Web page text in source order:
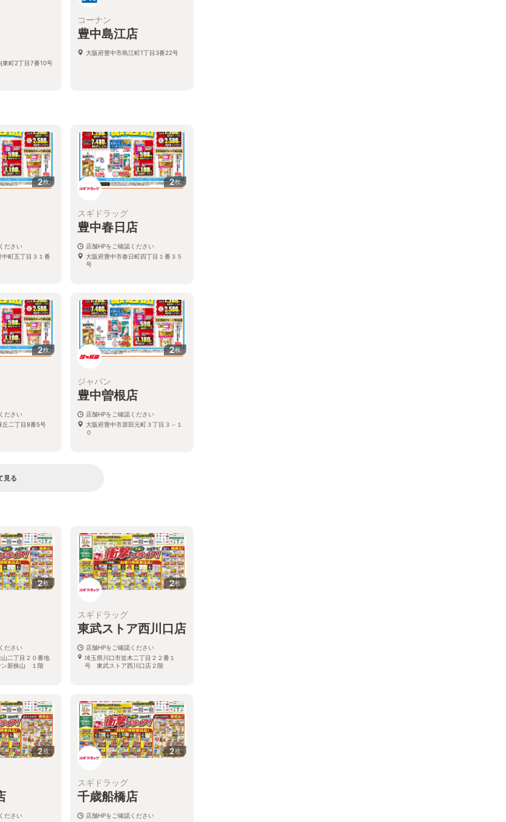
東町2丁目7番10号
コーナン
豊中島江店
大阪府豊中市島江町1丁目3番22号
2枚
ださい
町五丁目３１番
2枚
スギドラッグ
豊中春日店
店舗HPをご確認ください
大阪府豊中市春日町四丁目１番３５
号
2枚
ださい
丘二丁目8番5号
2枚
ジャパン
豊中曽根店
店舗HPをご確認ください
大阪府豊中市原田元町３丁目３－１
０
見る
2枚
ださい
二丁目２０番地
ン新狭山 １階
2枚
スギドラッグ
東武ストア西川口店
店舗HPをご確認ください
埼玉県川口市並木二丁目２２番１
号 東武ストア西川口店２階
2枚
ださい
2枚
スギドラッグ
千歳船橋店
店舗HPをご確認ください